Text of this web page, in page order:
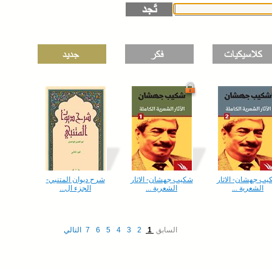
الاثار
...
شكيب جهشان- الاثار
الشعرية ...
شرح ديوان المتنبي-
الجزء ال...
السابق 1
2 التالي